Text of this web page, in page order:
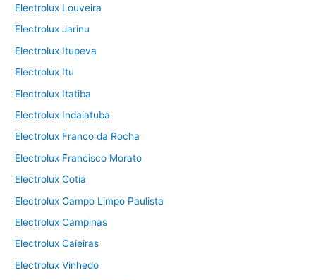
Electrolux Louveira
Electrolux Jarinu
Electrolux Itupeva
Electrolux Itu
Electrolux Itatiba
Electrolux Indaiatuba
Electrolux Franco da Rocha
Electrolux Francisco Morato
Electrolux Cotia
Electrolux Campo Limpo Paulista
Electrolux Campinas
Electrolux Caieiras
Electrolux Vinhedo